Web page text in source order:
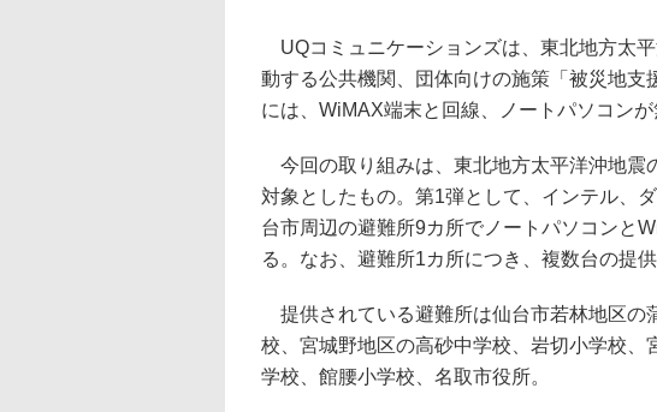
UQコミュニケーションズは、東北地方太
動する公共機関、団体向けの施策「被災地
には、WiMAX端末と回線、ノートパソコンが
今回の取り組みは、東北地方太平洋沖地震
対象としたもの。第1弾として、インテル、
台市周辺の避難所9カ所でノートパソコンと
る。なお、避難所1カ所につき、複数台の提供
提供されている避難所は仙台市若林地区の
校、宮城野地区の高砂中学校、岩切小学校、
学校、館腰小学校、名取市役所。